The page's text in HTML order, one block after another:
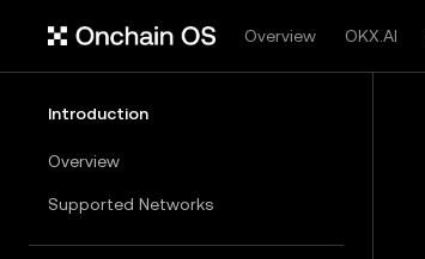
Overview OKX.AI
Introduction
Overview
Supported Networks